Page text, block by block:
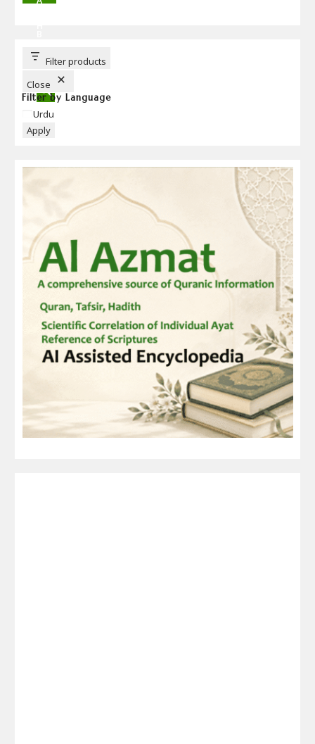
T
T
Filter products
Close
Filter by Language
Language
Urdu
Apply